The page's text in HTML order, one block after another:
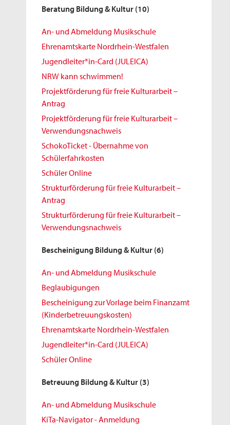
Beratung Bildung & Kultur (10)
An- und Abmeldung Musikschule
Ehrenamtskarte Nordrhein-Westfalen
Jugendleiter*in-Card (JULEICA)
NRW kann schwimmen!
Projektförderung für freie Kulturarbeit –
Antrag
Projektförderung für freie Kulturarbeit –
Verwendungsnachweis
SchokoTicket - Übernahme von
Schülerfahrkosten
Schüler Online
Strukturförderung für freie Kulturarbeit –
Antrag
Strukturförderung für freie Kulturarbeit –
Verwendungsnachweis
Bescheinigung Bildung & Kultur (6)
An- und Abmeldung Musikschule
Beglaubigungen
Bescheinigung zur Vorlage beim Finanzamt
(Kinderbetreuungskosten)
Ehrenamtskarte Nordrhein-Westfalen
Jugendleiter*in-Card (JULEICA)
Schüler Online
Betreuung Bildung & Kultur (3)
An- und Abmeldung Musikschule
KiTa-Navigator - Anmeldung